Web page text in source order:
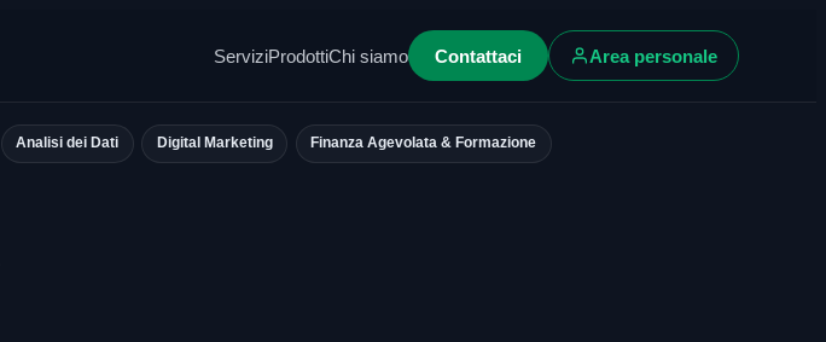
ServiziProdottiChi siamo Contattaci Area personale
Analisi dei Dati Digital Marketing Finanza Agevolata & Formazione